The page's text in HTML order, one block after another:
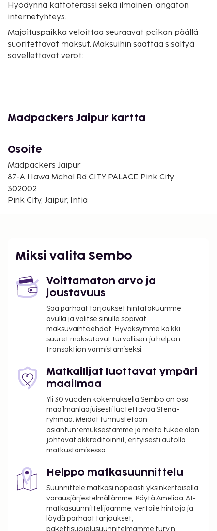
Hyödynnä kattoterassi sekä ilmainen langaton
internetyhteys.
Majoituspaikka veloittaa seuraavat paikan päällä
suoritettavat maksut. Maksuihin saattaa sisältyä
sovellettavat verot:
Lentokenttäkuljetusmaksu: 1500 INR per
Yllä oleva luettelo ei ehkä kata kaikkea. Maksut ja
takuumaksut eivät välttämättä sisällä veroja, ja ne
saattavat muuttua.
Madpackers Jaipur kartta
Osoite
Madpackers Jaipur
87-A Hawa Mahal Rd CITY PALACE Pink City
302002
Pink City, Jaipur, Intia
Miksi valita Sembo
Voittamaton arvo ja
joustavuus
Saa parhaat tarjoukset hintatakuumme
avulla ja valitse sinulle sopivat
maksuvaihtoehdot. Hyväksymme kaikki
suuret maksutavat turvallisen ja helpon
transaktion varmistamiseksi.
Matkailijat luottavat ympäri
maailmaa
Yli 30 vuoden kokemuksella Sembo on osa
maailmanlaajuisesti luotettavaa Stena-
ryhmää. Meidät tunnustetaan
asiantuntemuksestamme ja meitä tukee alan
johtavat akkreditoinnit, erityisesti autolla
matkustamisessa.
Helppo matkasuunnittelu
Suunnittele matkasi nopeasti yksinkertaisella
varausjärjestelmällämme. Käytä Ameliaa, AI-
matkasuunnittelijaamme, vertaile hintoja ja
löydä parhaat tarjoukset,
pakettisuojelusuunnitelmamme turvin.